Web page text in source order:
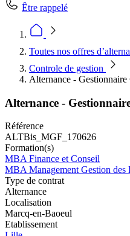
Être rappelé
Toutes nos offres
Controle de gestion
Alternance -
Alternance -
Référence
ALTBis_MGF_170626
Formation(s)
MBA Finance et Conseil
MBA Management Gestion des
Type de contrat
Alternance
Localisation
Marcq-en-Baoeul
Etablissement